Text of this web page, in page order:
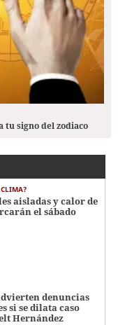
tu signo del zodiaco
aisladas y calor de
el sábado
denuncias
si se dilata caso
Hernández